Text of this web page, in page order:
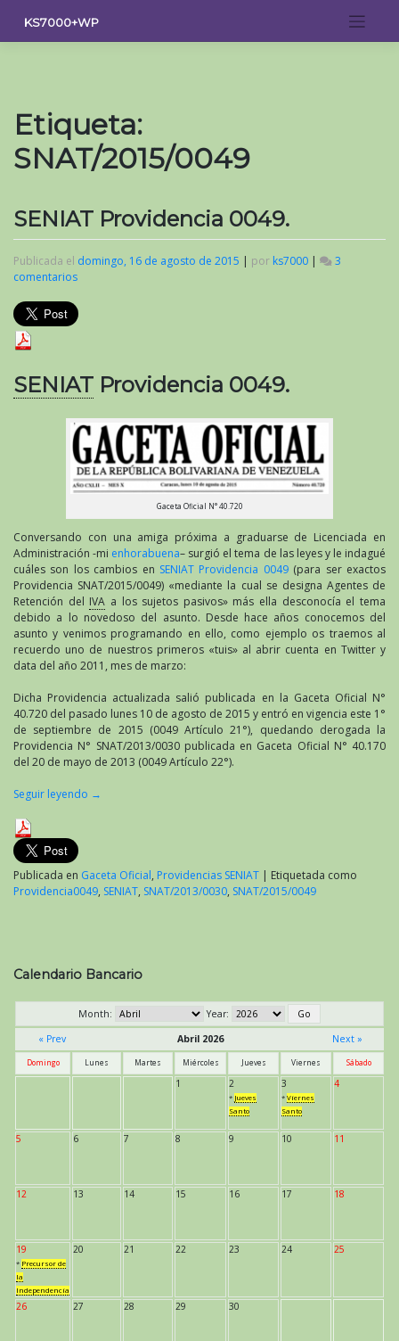
contenido
KS7000+WP
Etiqueta:
SNAT/2015/0049
SENIAT Providencia 0049.
Publicada el domingo, 16 de agosto de 2015 | por ks7000 |
3
comentarios
Providencia
SENIAT Providencia 0049.
Gaceta Oficial N° 40.720
Conversando con una amiga próxima a graduarse de Licenciada en
Administración -mi enhorabuena– surgió el tema de las leyes y le indagué
cuáles son los cambios en SENIAT Providencia 0049(para ser exactos
Providencia SNAT/2015/0049) «mediante la cual se designa Agentes de
Retención del IVA a los sujetos pasivos» más ella desconocía el tema
debido a lo novedoso del asunto. Desde hace años conocemos del
asunto y venimos programando en ello, como ejemplo os traemos al
recuerdo uno de nuestros primeros «tuis» al abrir cuenta en Twitter y
data del año 2011, mes de marzo:
Dicha Providencia actualizada salió publicada en la Gaceta Oficial N°
40.720 del pasado lunes 10 de agosto de 2015 y entró en vigencia este 1°
de septiembre de 2015 (0049 Artículo 21°), quedando derogada la
Providencia N° SNAT/2013/0030 publicada en Gaceta Oficial N° 40.170
del 20 de mayo de 2013 (0049 Artículo 22°).
Seguir leyendo →
Publicada en Gaceta Oficial, Providencias SENIAT | Etiquetada como
Providencia0049, SENIAT, SNAT/2013/0030, SNAT/2015/0049
Calendario Bancario
Month:
Year:
« Prev
Abril 2026 Next »
Domingo Lunes Martes Miércoles Jueves Viernes Sábado
1 2
* Jueves
Santo
3
* Viernes
Santo
4
5 6 7 8 9 10 11
12 13 14 15 16 17 18
19
* Precursor de
la
Independencia
20 21 22 23 24 25
26 27 28 29 30